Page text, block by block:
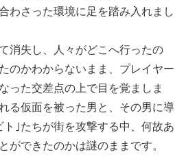
わさった環境に足を踏み入れまし
消失し、人々がどこへ行ったの
のかわからないまま、プレイヤー
った交差点の上で目を覚ましま
る仮面を被った男と、その男に導
｣たちが街を攻撃する中、何故あ
ができたのかは謎のままです。